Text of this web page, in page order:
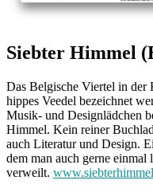
Siebter Himmel
Das Belgische Viertel in der
hippes Veedel bezeichnet
Musik- und Designlädchen
Himmel. Kein reiner
auch Literatur und Design.
dem man auch gerne einmal
verweilt.